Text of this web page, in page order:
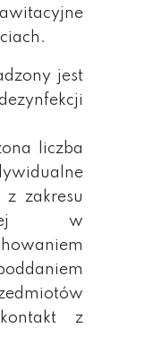
jest
liczba
zakresu
w
z